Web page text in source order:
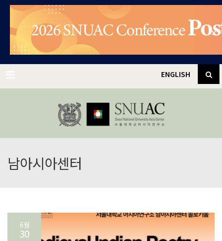
✕
ENGLISH
남아시아센터
6월
30